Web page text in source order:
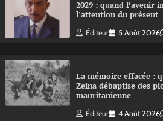
2029 : quand l’avenir
l’attention du présent
Éditeur 5 Août 2026
La mémoire effacée :
Zeina débaptise des
mauritanienne
Éditeur 4 Août 2026